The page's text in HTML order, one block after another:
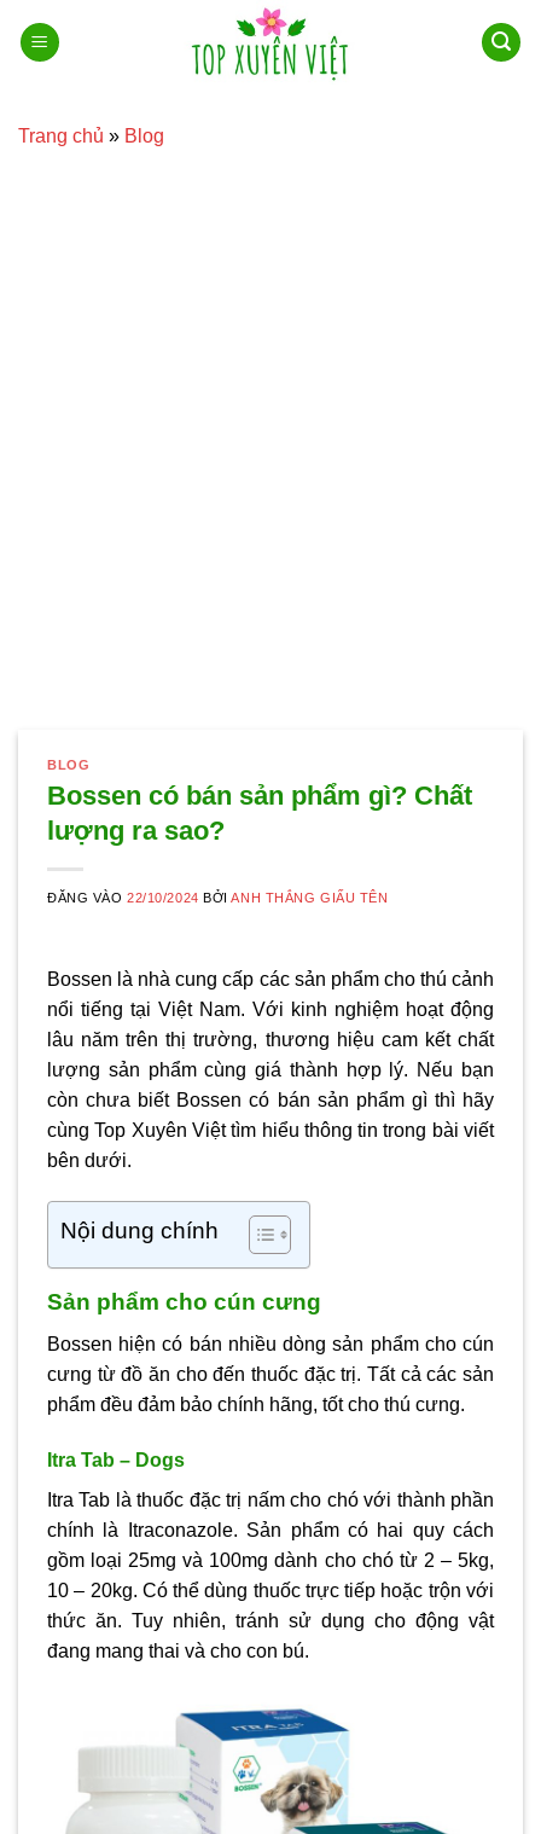
qua
Trang chủ » Blog
BLOG
Bossen có bán sản phẩm gì? Chất
lượng ra sao?
ĐĂNG VÀO22/10/2024 BỞIANH THẮNG GIẤU TÊN
Bossen là nhà cung cấp các sản phẩm cho thú cảnh
nổi tiếng tại Việt Nam. Với kinh nghiệm hoạt động
lâu năm trên thị trường, thương hiệu cam kết chất
lượng sản phẩm cùng giá thành hợp lý. Nếu bạn
còn chưa biết Bossen có bán sản phẩm gì thì hãy
cùng Top Xuyên Việt tìm hiểu thông tin trong bài viết
bên dưới.
Nội dung chính
Sản phẩm cho cún cưng
Bossen hiện có bán nhiều dòng sản phẩm cho cún
cưng từ đồ ăn cho đến thuốc đặc trị. Tất cả các sản
phẩm đều đảm bảo chính hãng, tốt cho thú cưng.
Itra Tab – Dogs
Itra Tab là thuốc đặc trị nấm cho chó với thành phần
chính là Itraconazole. Sản phẩm có hai quy cách
gồm loại 25mg và 100mg dành cho chó từ 2 – 5kg,
10 – 20kg. Có thể dùng thuốc trực tiếp hoặc trộn với
thức ăn. Tuy nhiên, tránh sử dụng cho động vật
đang mang thai và cho con bú.